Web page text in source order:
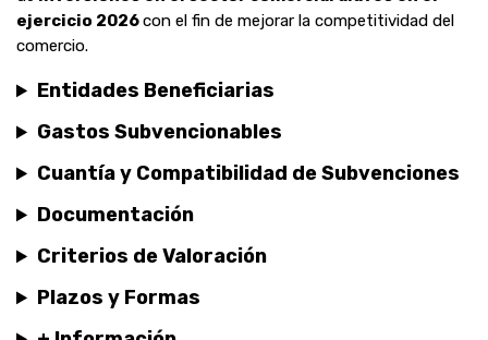
ejercicio 2026con el fin de mejorar la competitividad del
comercio.
Entidades Beneficiarias
Gastos Subvencionables
Cuantía y Compatibilidad de Subvenciones
Documentación
Criterios de Valoración
Plazos y Formas